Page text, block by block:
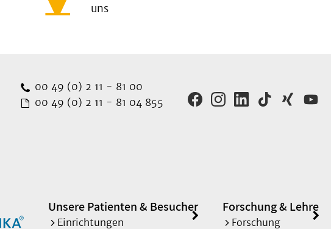
uns
00 49 (0) 2 11 - 81 00
00 49 (0) 2 11 - 81 04 855
Unsere Patienten & Besucher
Einrichtungen
Forschung & Lehre
Forschung